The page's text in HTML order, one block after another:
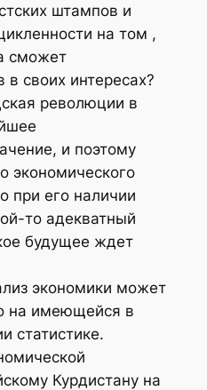
штампов и
на том ,
сможет
в своих интересах?
революции в
и поэтому
экономического
при его наличии
то адекватный
будущее ждет
экономики может
на имеющейся в
статистике.
Курдистану на